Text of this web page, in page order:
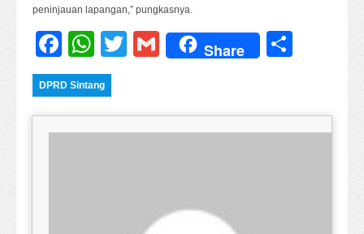
peninjauan lapangan,” pungkasnya.
Facebook
WhatsApp
TwitterGmail
Share
DPRD Sintang